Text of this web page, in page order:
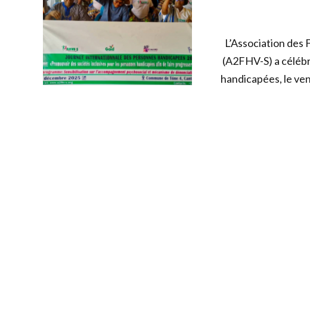
L’Association
(A2FHV-S) a
handicapées, le